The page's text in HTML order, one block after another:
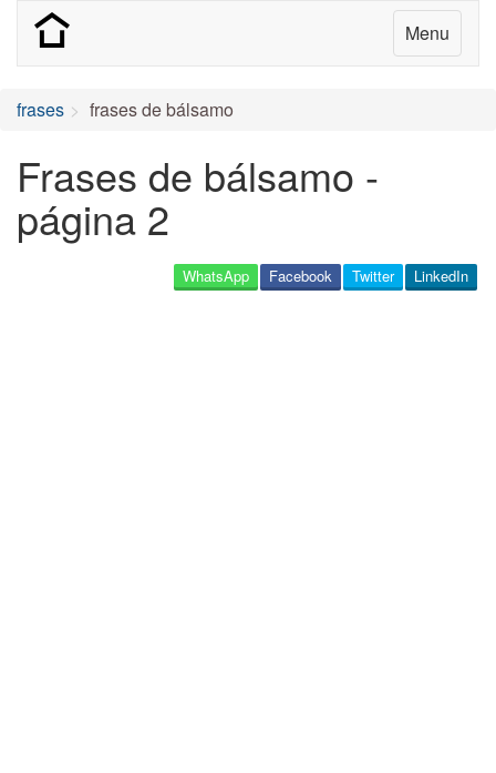
Menu
frases frases de bálsamo
Frases de bálsamo -
página 2
LinkedIn
Twitter
Facebook
WhatsApp